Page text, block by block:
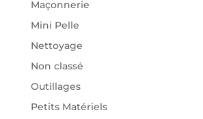
Maçonnerie
Mini Pelle
Nettoyage
Non classé
Outillages
Petits Matériels